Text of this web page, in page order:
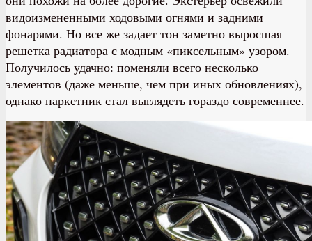
видоизмененными ходовыми огнями и задними
фонарями. Но все же задает тон заметно выросшая
решетка радиатора с модным «пиксельным» узором.
Получилось удачно: поменяли всего несколько
элементов (даже меньше, чем при иных обновлениях),
однако паркетник стал выглядеть гораздо современнее.